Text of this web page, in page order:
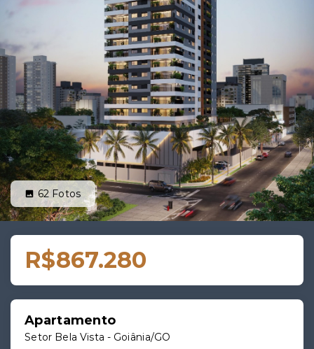
62Fotos
R$867.280
Apartamento
Setor Bela Vista - Goiânia/GO